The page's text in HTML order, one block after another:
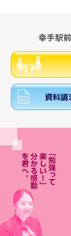
幸手駅
資料請